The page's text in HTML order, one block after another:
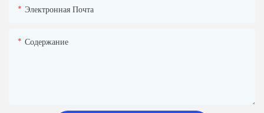
Электронная Почта
Содержание